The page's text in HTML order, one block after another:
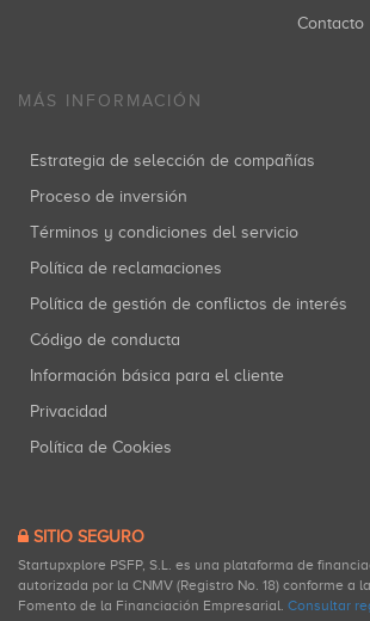
Contacto
MÁS INFORMACIÓN
Estrategia de selección de compañías
Proceso de inversión
Términos y condiciones del servicio
Política de reclamaciones
Política de gestión de conflictos de interés
Código de conducta
Información básica para el cliente
Privacidad
Política de Cookies
SITIO SEGURO
Startupxplore PSFP, S.L. es una plataforma de
autorizada por la CNMV (Registro No. 18) conforme a
Fomento de la Financiación Empresarial. Consultar